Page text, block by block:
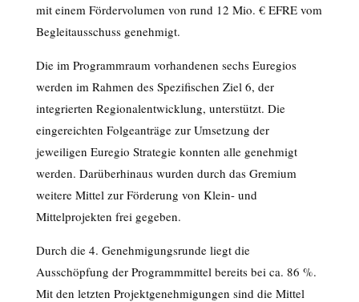
mit einem Fördervolumen von rund 12 Mio. € EFRE vom
Begleitausschuss genehmigt.
Die im Programmraum vorhandenen sechs Euregios
werden im Rahmen des Spezifischen Ziel 6, der
integrierten Regionalentwicklung, unterstützt. Die
eingereichten Folgeanträge zur Umsetzung der
jeweiligen Euregio Strategie konnten alle genehmigt
werden. Darüberhinaus wurden durch das Gremium
weitere Mittel zur Förderung von Klein- und
Mittelprojekten frei gegeben.
Durch die 4. Genehmigungsrunde liegt die
Ausschöpfung der Programmmittel bereits bei ca. 86 %.
Mit den letzten Projektgenehmigungen sind die Mittel